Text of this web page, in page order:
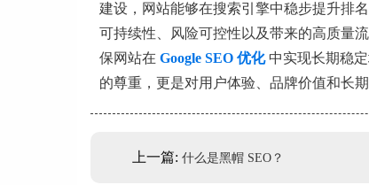
建设，网站能够在搜索引擎中稳步提升排
可持续性、风险可控性以及带来的高质量
保网站在 Google SEO 优化中实现长期稳
的尊重，更是对用户体验、品牌价值和长
上一篇: 什么是黑帽 SEO？